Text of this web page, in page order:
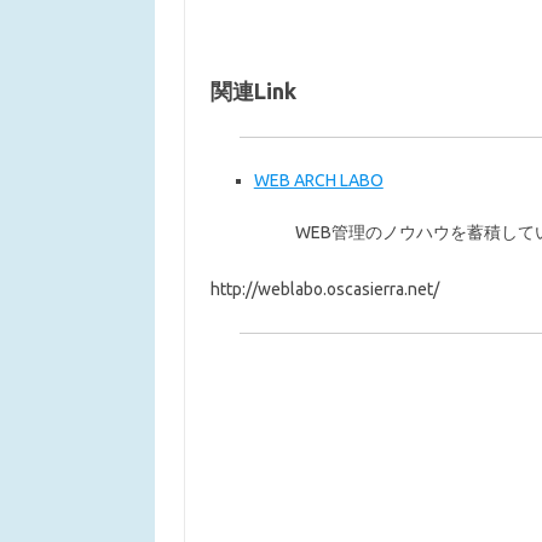
関連Link
WEB ARCH LABO
WEB管理のノウハウを蓄積してい
http://weblabo.oscasierra.net/